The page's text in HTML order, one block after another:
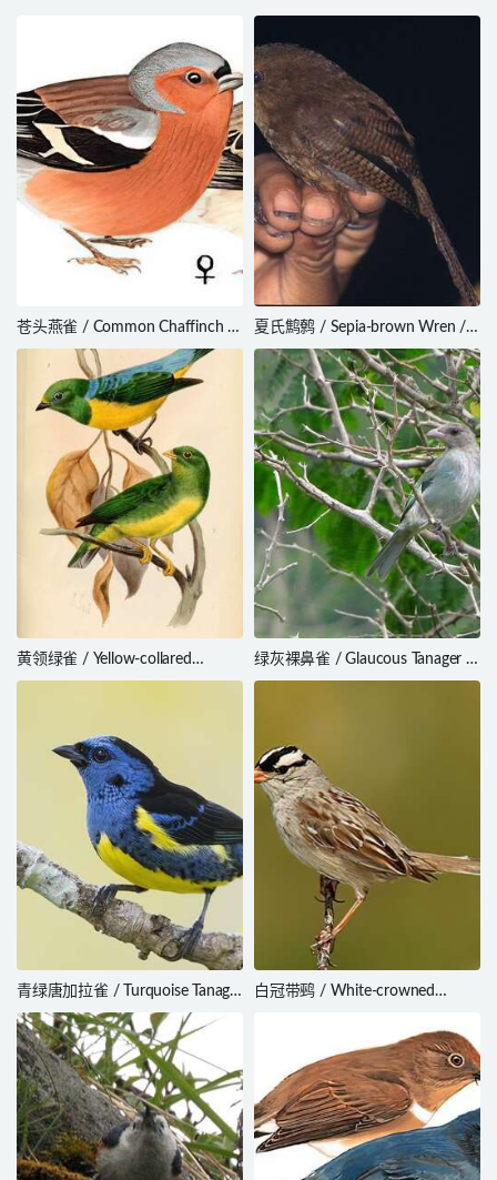
苍头燕雀 / Common Chaffinch /
Fringilla coelebs
夏氏鹪鹩 / Sepia-brown Wren /
Cinnycerthia olivascens
黄领绿雀 / Yellow-collared
Chlorophonia / Chlorophonia
绿灰裸鼻雀 / Glaucous Tanager /
Thraupis glaucocolpa
青绿唐加拉雀 / Turquoise Tanager
/ Tangara mexicana
白冠带鹀 / White-crowned